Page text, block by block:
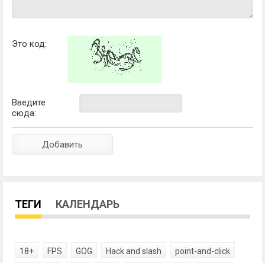
Это код:
Введите
сюда:
ТЕГИ КАЛЕНДАРЬ
18+ FPS GOG Hack and slash point-and-click